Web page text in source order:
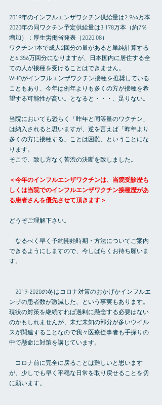
2019年のインフルエンザワクチン供給量は2.964万本
2020年の同ワクチン予定供給量は3.178万本（約7％
増加）：厚生労働省発表（2020.08）
ワクチン1本で成人2回分の量があると単純計算する
と6.356万回分になりますが、日本国内に居住する全
ての人が接種を受けることはできません。
WHOがインフルエンザワクチン接種を推奨している
こともあり、今年は例年よりも多くの方が接種を希
望する可能性が高い。となると・・・、足りない。
当院においても恐らく「昨年と同等量のワクチン」
は納入されると思いますが、逆を言えば「昨年より
多くの方に接種する」ことは困難、ということにな
ります。
そこで、致し方なく苦渋の決断を致しました。
＜今年のインフルエンザワクチンは、当院受診歴も
しくは当院でのインフルエンザワクチン接種歴があ
る患者さんを優先させて頂きます＞
どうぞご理解下さい。
なるべく早く予約開始時期・方法についてご案内
できるようにしますので、今しばらくお待ち願いま
す。
2019-2020の冬はコロナ対策のおかげかインフルエ
ンザの患者数が激減した、という事実もあります。
現状の対策を継続すれば過剰に懸念する必要はない
のかもしれませんが、未だ未知の部分が多いウイル
スが関連することなので我々医療従事者も手探りの
中で懸命に対策を講じています。
コロナ前に完全に戻ることは難しいと思います
が、少しでも早く平穏な日常を取り戻せることを切
に願います。